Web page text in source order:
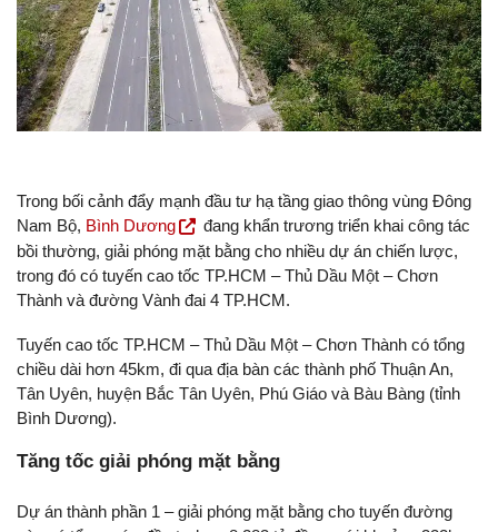
Trong bối cảnh đẩy mạnh đầu tư hạ tầng giao thông vùng Đông
Nam Bộ, Bình Dương
đang khẩn trương triển khai công tác
bồi thường, giải phóng mặt bằng cho nhiều dự án chiến lược,
trong đó có tuyến cao tốc TP.HCM – Thủ Dầu Một – Chơn
Thành và đường Vành đai 4 TP.HCM.
Tuyến cao tốc TP.HCM – Thủ Dầu Một – Chơn Thành có tổng
chiều dài hơn 45km, đi qua địa bàn các thành phố Thuận An,
Tân Uyên, huyện Bắc Tân Uyên, Phú Giáo và Bàu Bàng (tỉnh
Bình Dương).
Tăng tốc giải phóng mặt bằng
Dự án thành phần 1 – giải phóng mặt bằng cho tuyến đường